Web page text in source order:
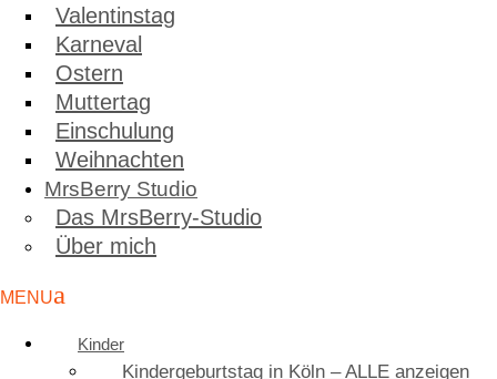
Valentinstag
Karneval
Ostern
Muttertag
Einschulung
Weihnachten
MrsBerry Studio
Das MrsBerry-Studio
Über mich
Kinder
Kindergeburtstag in Köln – ALLE anzeigen